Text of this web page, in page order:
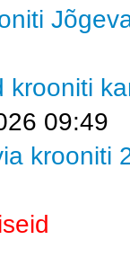
krooniti
09:49
krooniti